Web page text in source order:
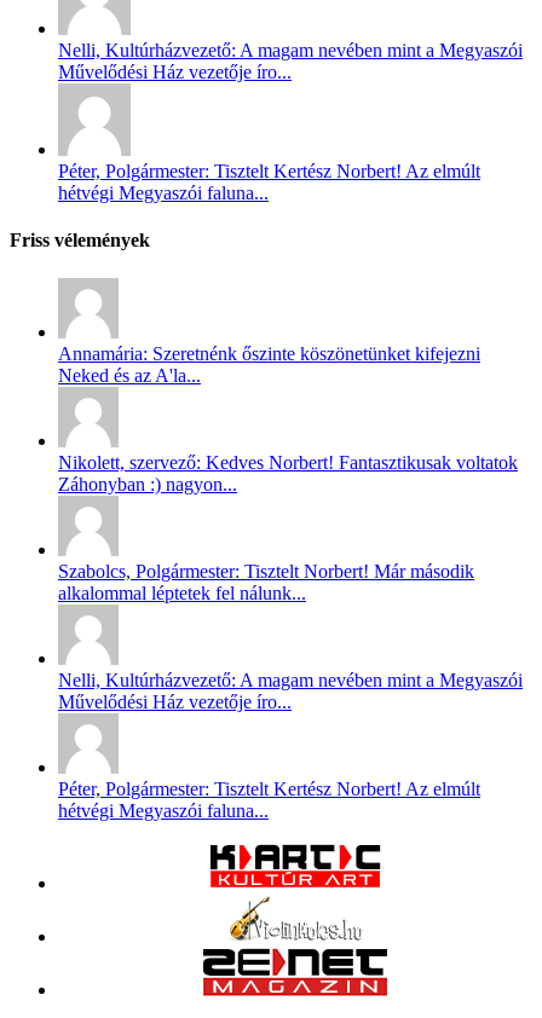
Nelli, Kultúrházvezető: A magam nevében mint a Megyaszói
Művelődési Ház vezetője íro...
Péter, Polgármester: Tisztelt Kertész Norbert! Az elmúlt
hétvégi Megyaszói faluna...
Friss vélemények
Annamária: Szeretnénk őszinte köszönetünket kifejezni
Neked és az A'la...
Nikolett, szervező: Kedves Norbert! Fantasztikusak voltatok
Záhonyban :) nagyon...
Szabolcs, Polgármester: Tisztelt Norbert! Már második
alkalommal léptetek fel nálunk...
Nelli, Kultúrházvezető: A magam nevében mint a Megyaszói
Művelődési Ház vezetője íro...
Péter, Polgármester: Tisztelt Kertész Norbert! Az elmúlt
hétvégi Megyaszói faluna...